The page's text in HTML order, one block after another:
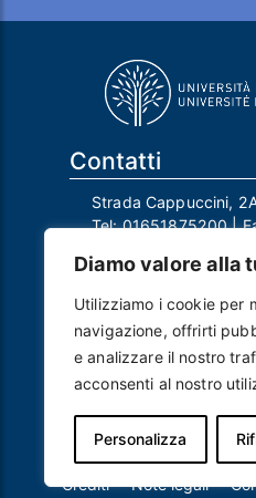
Diamo valore alla
Utilizziamo i cookie per
navigazione, offrirti
e analizzare il nostro
acconsenti al nostro
Personalizza
Contatti
Strada Cappuccini,
Tel:01651875200|
Mail Responsabile
rpd@univda.it
Posta certificata:
P.IVA 01040890079
Codice Univoco
Nome ufficio:
Codice IPA: uvdau_ao
Piè di
Crediti Note legali